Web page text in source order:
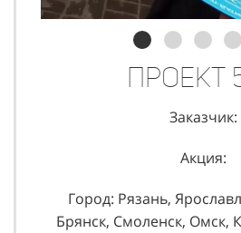
Проект
Заказчик:
Акция:
Город: Рязань,
Брянск, Смоленск, Омск,